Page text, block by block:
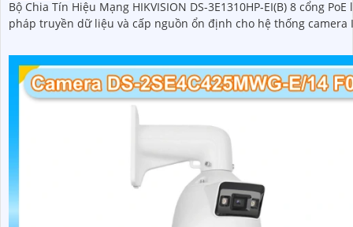
Bộ Chia Tín Hiệu Mạng HIKVISION DS-3E1310HP-EI(B) 8 cổng PoE
pháp truyền dữ liệu và cấp nguồn ổn định cho hệ thống camera